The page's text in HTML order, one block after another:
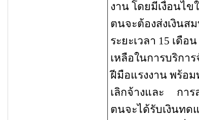
งาน โดยมีเงื่อนไ
ตนจะต้องส่งเงินส
ระยะเวลา 15 เดือ
เหลือในการบริกา
ฝีมือแรงงาน พร้อ
เลิกจ้างและ การ
ตนจะได้รับเงินทด